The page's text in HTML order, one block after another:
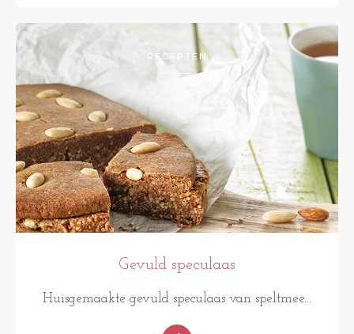
RECEPTEN
Gevuld speculaas
Huisgemaakte gevuld speculaas van speltmee...